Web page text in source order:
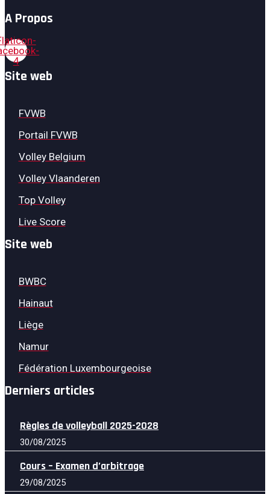
A Propos
4
Site web
FVWB
Portail FVWB
Volley Belgium
Volley Vlaanderen
Top Volley
Live Score
Site web
BWBC
Hainaut
Liège
Namur
Fédération Luxembourgeoise
Derniers articles
Règles de volleyball 2025-2028
30/08/2025
Cours – Examen d’arbitrage
29/08/2025